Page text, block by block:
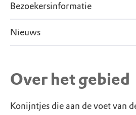
Bezoekersinformatie
Nieuws
Over het gebied
Konijntjes die aan de voet van